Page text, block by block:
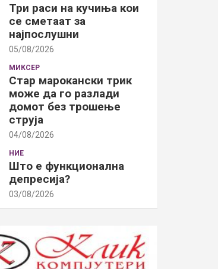
Три раси на кучиња кои
се сметаат за
најпослушни
05/08/2026
МИКСЕР
Стар марокански трик
може да го разлади
домот без трошење
струја
04/08/2026
НИЕ
Што е функционална
депресија?
03/08/2026